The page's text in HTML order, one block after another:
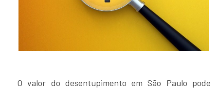
O valor do desentupimento em São Paulo pode